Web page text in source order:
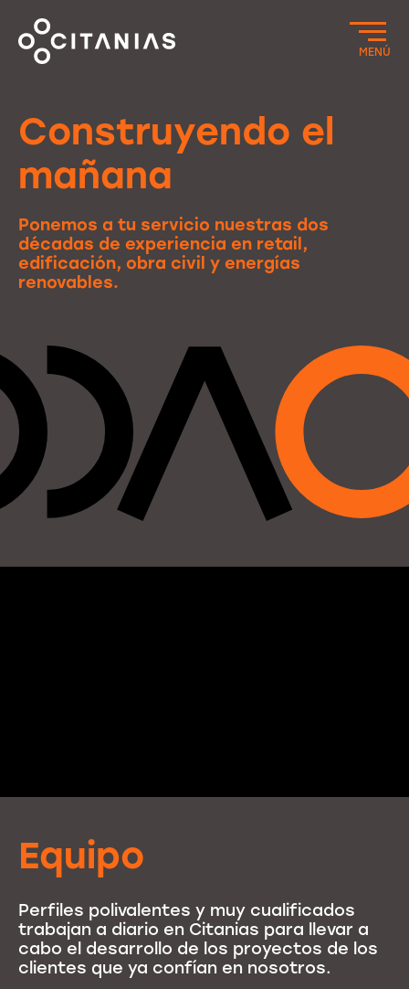
MENÚ
Construyendo el
mañana
Ponemos a tu servicio nuestras dos
décadas de experiencia en retail,
edificación, obra civil y energías
renovables.
Equipo
Perfiles polivalentes y muy cualificados
trabajan a diario en Citanias para llevar a
cabo el desarrollo de los proyectos de los
clientes que ya confían en nosotros.